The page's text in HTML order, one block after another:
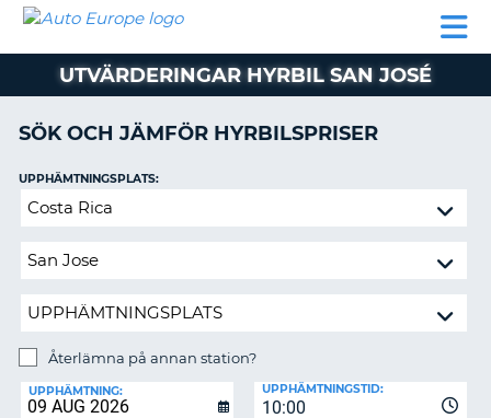
HYRBIL
HYRA
PARTNER
AUTO
EUROPE
HYRBIL
HYRA
HUSBIL
MIN
MEDLEMSINFORMATION
BOKNING
SVERIGE
UTVÄRDERINGAR HYRBIL SAN JOSÉ
SÖK OCH JÄMFÖR HYRBILSPRISER
Återlämna
annan
UPPHÄMTNINGSPLATS:
Återlämna på annan station?
UPPHÄMTNING:
10:00
UPPHÄMTNINGSTID: